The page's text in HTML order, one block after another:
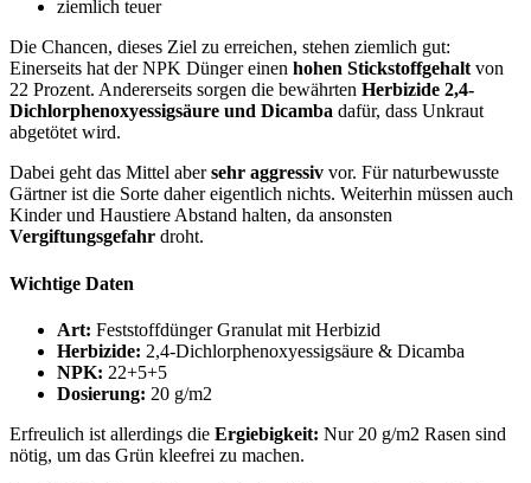
ziemlich teuer
Die Chancen, dieses Ziel zu erreichen, stehen ziemlich gut:
Einerseits hat der NPK Dünger einen hohen Stickstoffgehalt von
22 Prozent. Andererseits sorgen die bewährten Herbizide 2,4-
Dichlorphenoxyessigsäure und Dicamba dafür, dass Unkraut
abgetötet wird.
Dabei geht das Mittel abersehr aggressiv vor. Für naturbewusste
Gärtner ist die Sorte daher eigentlich nichts. Weiterhin müssen auch
Kinder und Haustiere Abstand halten, da ansonsten
Vergiftungsgefahr droht.
Wichtige Daten
Art: Feststoffdünger Granulat mit Herbizid
Herbizide: 2,4-Dichlorphenoxyessigsäure & Dicamba
NPK: 22+5+5
Dosierung: 20 g/m2
Erfreulich ist allerdings die Ergiebigkeit: Nur 20 g/m2 Rasen sind
nötig, um das Grün kleefrei zu machen.